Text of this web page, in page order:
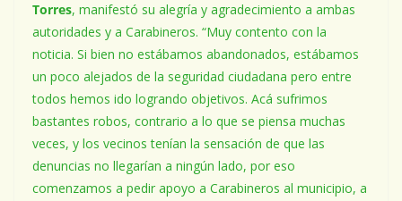
Torres, manifestó su alegría y agradecimiento a ambas
autoridades y a Carabineros. “Muy contento con la
noticia. Si bien no estábamos abandonados, estábamos
un poco alejados de la seguridad ciudadana pero entre
todos hemos ido logrando objetivos. Acá sufrimos
bastantes robos, contrario a lo que se piensa muchas
veces, y los vecinos tenían la sensación de que las
denuncias no llegarían a ningún lado, por eso
comenzamos a pedir apoyo a Carabineros al municipio, a